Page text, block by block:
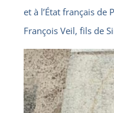
et à l’État français de
François Veil, fils de